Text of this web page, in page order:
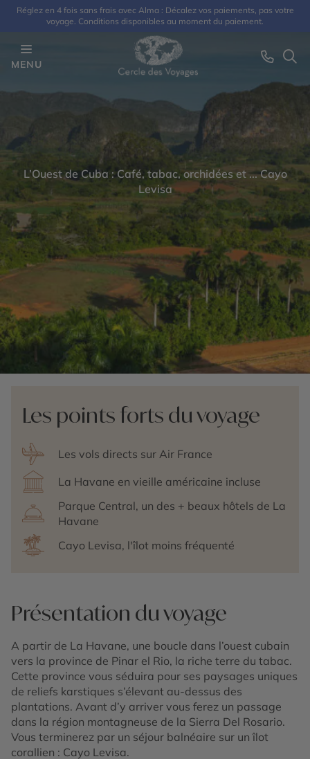
Réglez en 4 fois sans frais avec Alma : Décalez vos paiements, pas votre
voyage. Conditions disponibles au moment du paiement.
MENU
L’Ouest de Cuba : Café, tabac, orchidées et ... Cayo
Levisa
Les points forts du voyage
Les vols directs sur Air France
La Havane en vieille américaine incluse
Parque Central, un des + beaux hôtels de La
Havane
Cayo Levisa, l'îlot moins fréquenté
Présentation du voyage
A partir de La Havane, une boucle dans l’ouest cubain
vers la province de Pinar el Rio, la riche terre du tabac.
Cette province vous séduira pour ses paysages uniques
de reliefs karstiques s’élevant au-dessus des
plantations. Avant d’y arriver vous ferez un passage
dans la région montagneuse de la Sierra Del Rosario.
Vous terminerez par un séjour balnéaire sur un îlot
corallien : Cayo Levisa.